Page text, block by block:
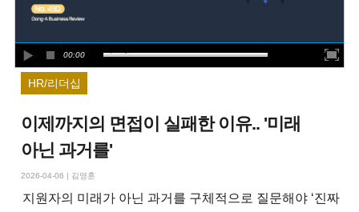
00:00
HR/리더십
이제까지의 면접이 실패한 이유.. '미래
아닌 과거를'
2026-04-06 | 김영훈
지원자의 미래가 아닌 과거를 구체적으로 질문해야 ‘진짜